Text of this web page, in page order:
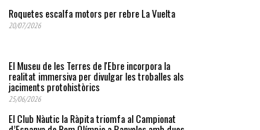
Roquetes escalfa motors per rebre La Vuelta
20/07/2026
El Museu de les Terres de l'Ebre incorpora la
realitat immersiva per divulgar les troballes als
jaciments protohistòrics
25/06/2026
El Club Nàutic la Ràpita triomfa al Campionat